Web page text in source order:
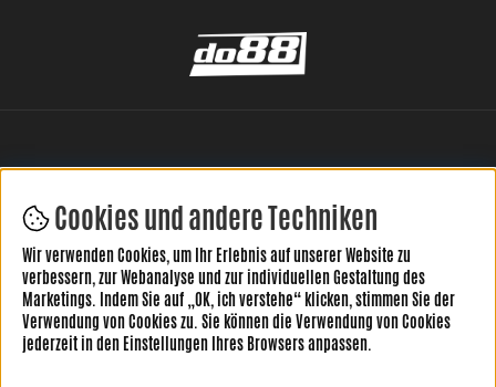
HINTERLASSE DEINE BEWERTUNG HIER
Cookies und andere Techniken
Wir verwenden Cookies, um Ihr Erlebnis auf unserer Website zu
verbessern, zur Webanalyse und zur individuellen Gestaltung des
Marketings. Indem Sie auf „OK, ich verstehe“ klicken, stimmen Sie der
Verwendung von Cookies zu. Sie können die Verwendung von Cookies
jederzeit in den Einstellungen Ihres Browsers anpassen.